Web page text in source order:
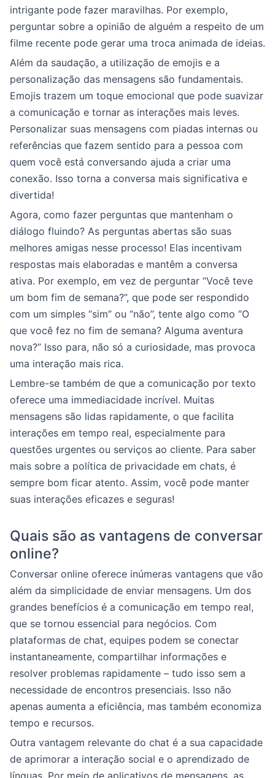
intrigante pode fazer maravilhas. Por exemplo,
perguntar sobre a opinião de alguém a respeito de um
filme recente pode gerar uma troca animada de ideias.
Além da saudação, a utilização de emojis e a
personalização das mensagens são fundamentais.
Emojis trazem um toque emocional que pode suavizar
a comunicação e tornar as interações mais leves.
Personalizar suas mensagens com piadas internas ou
referências que fazem sentido para a pessoa com
quem você está conversando ajuda a criar uma
conexão. Isso torna a conversa mais significativa e
divertida!
Agora, como fazer perguntas que mantenham o
diálogo fluindo? As perguntas abertas são suas
melhores amigas nesse processo! Elas incentivam
respostas mais elaboradas e mantêm a conversa
ativa. Por exemplo, em vez de perguntar “Você teve
um bom fim de semana?”, que pode ser respondido
com um simples “sim” ou “não”, tente algo como “O
que você fez no fim de semana? Alguma aventura
nova?” Isso para, não só a curiosidade, mas provoca
uma interação mais rica.
Lembre-se também de que a comunicação por texto
oferece uma immediacidade incrível. Muitas
mensagens são lidas rapidamente, o que facilita
interações em tempo real, especialmente para
questões urgentes ou serviços ao cliente. Para saber
mais sobre a política de privacidade em chats, é
sempre bom ficar atento. Assim, você pode manter
suas interações eficazes e seguras!
Quais são as vantagens de conversar
online?
Conversar online oferece inúmeras vantagens que vão
além da simplicidade de enviar mensagens. Um dos
grandes benefícios é a comunicação em tempo real,
que se tornou essencial para negócios. Com
plataformas de chat, equipes podem se conectar
instantaneamente, compartilhar informações e
resolver problemas rapidamente – tudo isso sem a
necessidade de encontros presenciais. Isso não
apenas aumenta a eficiência, mas também economiza
tempo e recursos.
Outra vantagem relevante do chat é a sua capacidade
de aprimorar a interação social e o aprendizado de
línguas. Por meio de aplicativos de mensagens, as